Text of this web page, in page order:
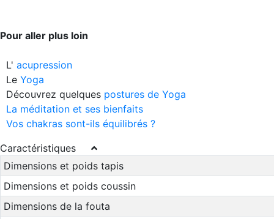
Pour aller plus loin
L' acupression
Le Yoga
Découvrez quelques postures de Yoga
La méditation et ses bienfaits
Vos chakras sont-ils équilibrés ?
Caractéristiques
Dimensions et poids tapis
Dimensions et poids coussin
Dimensions de la fouta